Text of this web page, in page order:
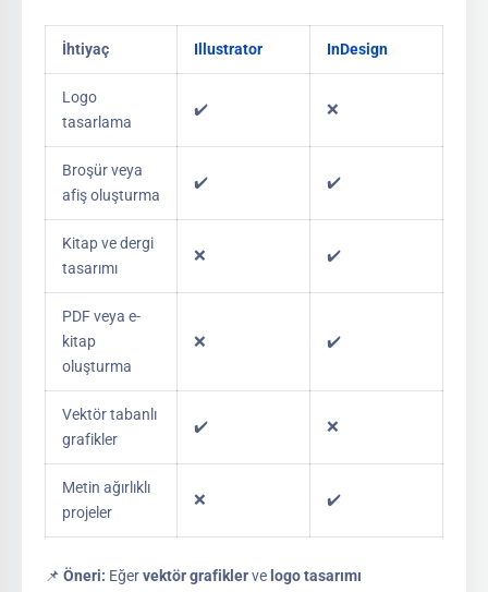
İhtiyaç Illustrator InDesign
Logo
tasarlama
✔️ ❌
Broşür veya
afiş oluşturma
✔️ ✔️
Kitap ve dergi
tasarımı
❌ ✔️
PDF veya e-
kitap
oluşturma
❌ ✔️
Vektör tabanlı
grafikler
✔️ ❌
Metin ağırlıklı
projeler
❌ ✔️
📌 Öneri: Eğervektör grafiklerve logo tasarımı